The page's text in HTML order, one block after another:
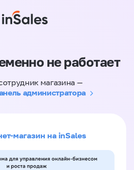
не работает
магазина —
администратора
магазин на inSales